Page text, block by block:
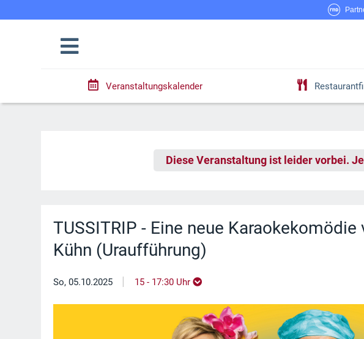
Veranstaltungskalender
Diese Veranstaltung ist leider vorbei.
TUSSITRIP - Eine neue Karaokekomödie
Kühn (Uraufführung)
So, 05.10.2025 | 15 - 17:30 Uhr